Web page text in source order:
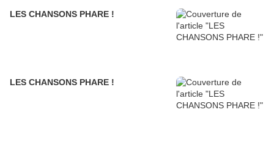
LES CHANSONS PHARE !
LES CHANSONS PHARE !